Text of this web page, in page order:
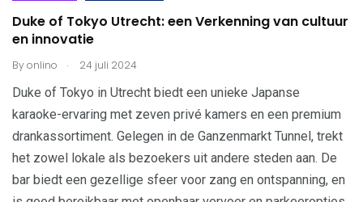
Duke of Tokyo Utrecht: een Verkenning van cultuur
en innovatie
Byonlino . 24 juli 2024
Duke of Tokyo in Utrecht biedt een unieke Japanse
karaoke-ervaring met zeven privé kamers en een premium
drankassortiment. Gelegen in de Ganzenmarkt Tunnel, trekt
het zowel lokale als bezoekers uit andere steden aan. De
bar biedt een gezellige sfeer voor zang en ontspanning, en